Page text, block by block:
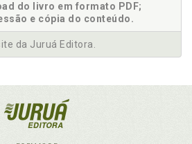
do livro em formato PDF;
e cópia do conteúdo.
da Juruá Editora.